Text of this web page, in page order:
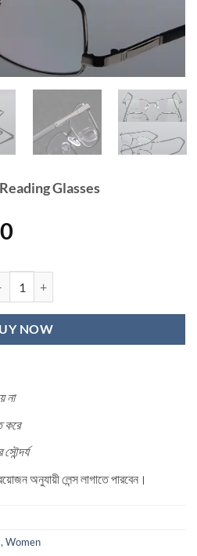
Glasses
Current
is:
৳ 1,150.
A850 Unisex Premium Reading
NOW
না
করে
অনুযায়ী লেন্স লাগাতে পারবেন।
, Women